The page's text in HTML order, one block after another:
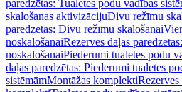
paredzētas: Tualetes podu vadības
skalošanas aktivizācijuDivu režīmu
paredzētas: Divu režīmu skalošanai
noskalošanaiRezerves daļas
noskalošanaiPiederumi tualetes podu
daļas paredzētas: Piederumi tualetes
sistēmāmMontāžas komplektiRezerves